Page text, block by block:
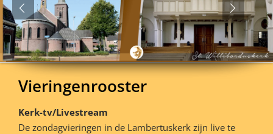
Vieringenrooster
Kerk-tv/Livestream
De zondagvieringen in de Lambertuskerk zijn live te